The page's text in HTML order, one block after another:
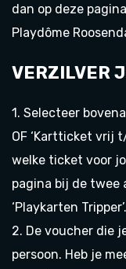
dan op deze
Playdôme
VERZILVER
1. Selecteer
OF ‘Kartticket vrij
welke ticket voor
pagina bij de twee
‘Playkarten Tripper’.
2. De voucher die
persoon. Heb je